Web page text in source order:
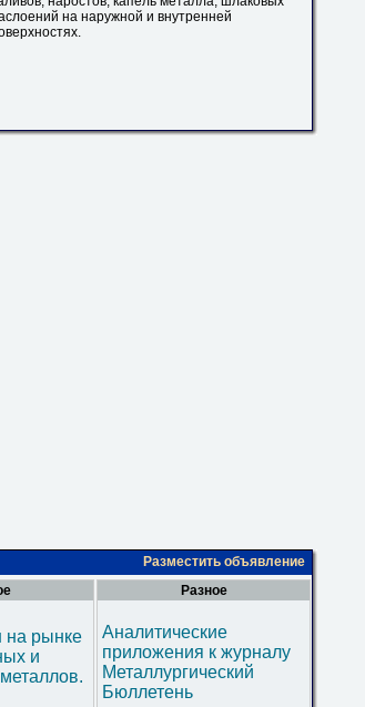
на наружной и внутренней
Разместить объявление
на рынке
и
Разное
Аналитические
приложения к журналу
Металлургический
Бюллетень